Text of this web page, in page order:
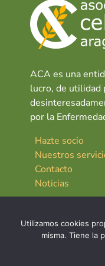
ACA es una
lucro, de utilidad
por la
Hazte socio
Nuestros
Contacto
Noticias
Utilizamos cookies
misma. Tiene la